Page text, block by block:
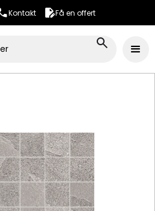
Kontakt Få en offert